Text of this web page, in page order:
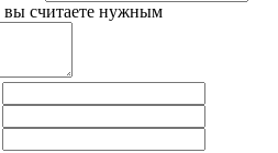
вы считаете нужным